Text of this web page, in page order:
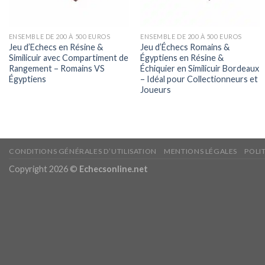
ENSEMBLE DE 200 À 500 EUROS
Jeu d’Echecs en Résine &
Similicuir avec Compartiment de
Rangement – Romains VS
Égyptiens
ENSEMBLE DE 200 À 500 EUROS
Jeu d’Échecs Romains &
Égyptiens en Résine &
Échiquier en Similicuir Bordeaux
– Idéal pour Collectionneurs et
Joueurs
CONDITIONS GÉNÉRALES D’UTILISATION MENTIONS LÉGALES
Copyright 2026 © Echecsonline.net